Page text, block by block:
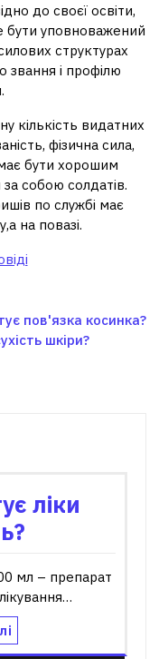
до своєї освіти,
бути уповноважений
структурах
звання і профілю
кількість видатних
фізична сила,
має бути хорошим
собою солдатів.
по службі має
на повазі.
пов'язка косинка?
шкіри?
ліки
мл – препарат